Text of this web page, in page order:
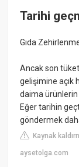
Tarihi
Gıda
Ancak son
gelişimine açık
daima ürünlerin
Eğer tarihin
göndermek
Kaynak
aysetolga.com